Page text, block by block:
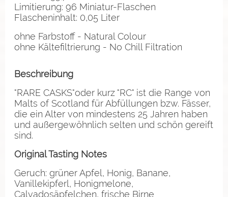
Limitierung: 96 Miniatur-Flaschen
Flascheninhalt: 0,05 Liter
ohne Farbstoff - Natural Colour
ohne Kältefiltrierung - No Chill Filtration
Beschreibung
"RARE CASKS"oder kurz "RC" ist die Range von
Malts of Scotland für Abfüllungen bzw. Fässer,
die ein Alter von mindestens 25 Jahren haben
und außergewöhnlich selten und schön gereift
sind.
Original Tasting Notes
Geruch: grüner Apfel, Honig, Banane,
Vanillekipferl, Honigmelone,
Calvadosäpfelchen, frische Birne